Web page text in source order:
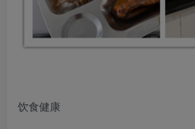
饮食健康